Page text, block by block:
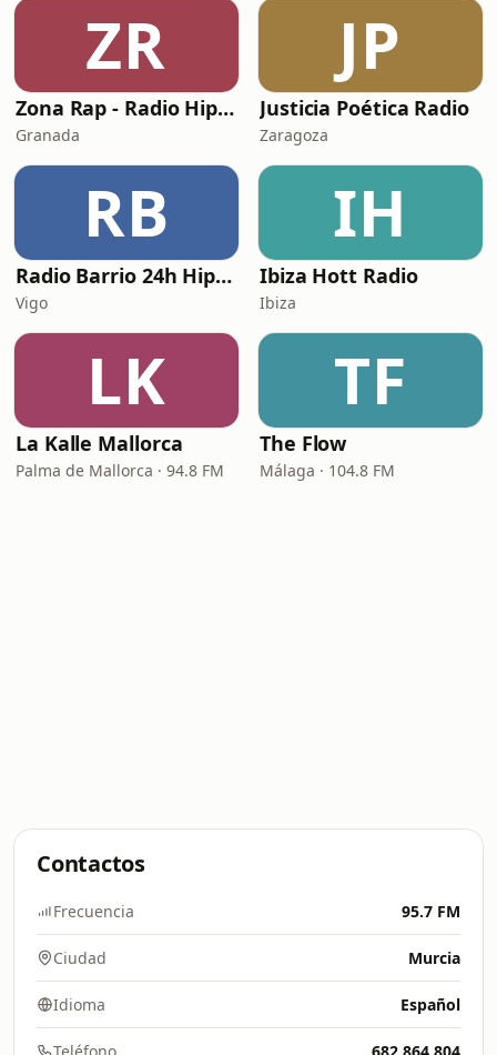
ZR
Zona Rap - Radio Hip Hop en Español
Granada
JP
Justicia Poética Radio
Zaragoza
RB
Radio Barrio 24h HipHop
Vigo
IH
Ibiza Hott Radio
Ibiza
LK
La Kalle Mallorca
Palma de Mallorca · 94.8 FM
TF
The Flow
Málaga · 104.8 FM
Contactos
Frecuencia 95.7 FM
Ciudad Murcia
Idioma Español